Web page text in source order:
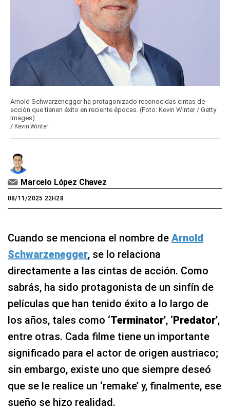
Arnold Schwarzenegger ha protagonizado reconocidas cintas de
acción que tienen éxito en reciente épocas. (Foto: Kevin Winter / Getty
Images)
/ Kevin Winter
Marcelo López Chavez
08/11/2025 22H28
Cuando se menciona el nombre de Arnold
Schwarzenegger, se lo relaciona
directamente a las cintas de acción. Como
sabrás, ha sido protagonista de un sinfín de
películas que han tenido éxito a lo largo de
los años, tales como ‘Terminator’, ‘Predator’,
entre otras. Cada filme tiene un importante
significado para el actor de origen austriaco;
sin embargo, existe uno que siempre deseó
que se le realice un ‘remake’ y, finalmente, ese
sueño se hizo realidad.